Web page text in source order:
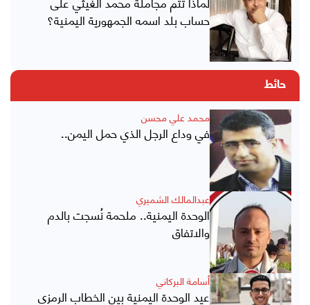
حساب بلد اسمه الجمهورية اليمنية؟
حائط
محمد علي محسن
في وداع الرجل الذي حمل اليمن..
عبدالمالك الشميري
الوحدة اليمنية.. ملحمة نُسجت بالدم
والاتفاق
أسامة البركاني
عيد الوحدة اليمنية بين الخطاب الرمزي